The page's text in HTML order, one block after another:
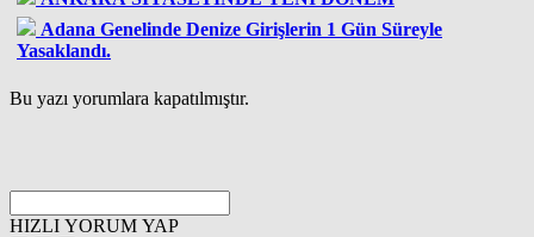
Adana Genelinde Denize Girişlerin 1 Gün Süreyle
Yasaklandı.
Bu yazı yorumlara kapatılmıştır.
HIZLI YORUM YAP